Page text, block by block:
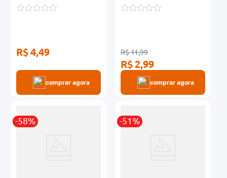
R$ 4,49
comprar agora
R$ 11,99
R$ 2,99
comprar agora
-58% -51%